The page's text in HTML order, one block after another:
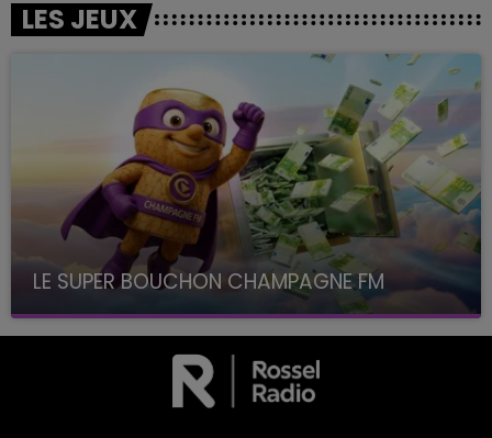
LES JEUX
LE SUPER BOUCHON CHAMPAGNE FM
avec La Famille Champagne FM, à 8H10